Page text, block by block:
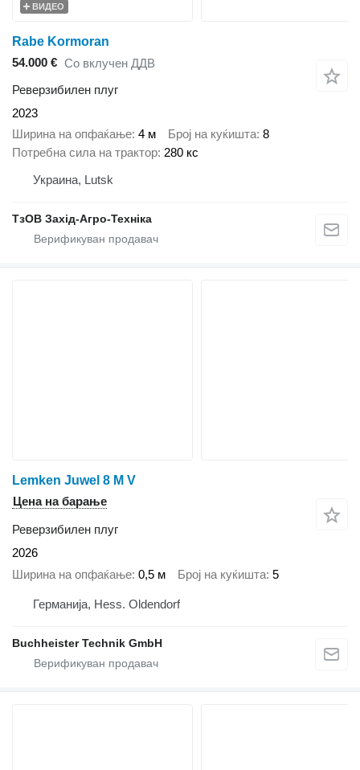
ВИДЕО
Rabe Kormoran
54.000 € Со вклучен ДДВ
Реверзибилен плуг
2023
Ширина на опфаќање 4 м Број на куќишта 8
Потребна сила на трактор 280 кс
Украина, Lutsk
ТзОВ Захід-Агро-Техніка
Lemken Juwel 8 M V
Цена на барање
Реверзибилен плуг
2026
Ширина на опфаќање 0,5 м Број на куќишта 5
Германија, Hess. Oldendorf
Buchheister Technik GmbH